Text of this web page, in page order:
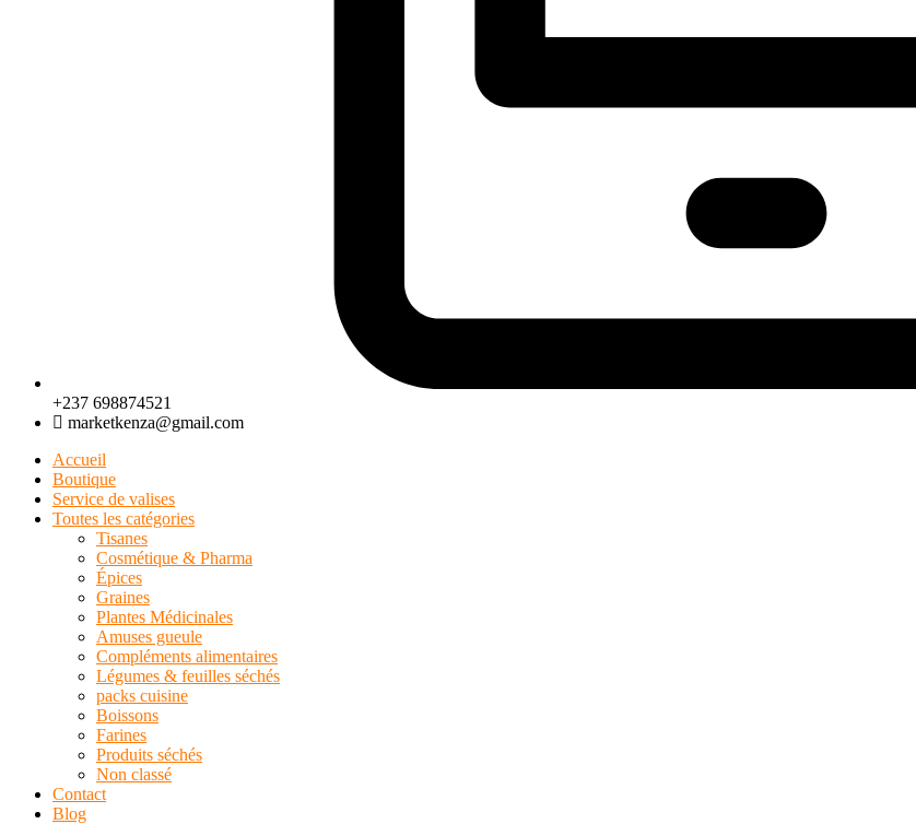
+237 698874521
marketkenza@gmail.com
Accueil
Boutique
Service de valises
Toutes les catégories
Tisanes
Cosmétique & Pharma
Épices
Graines
Plantes Médicinales
Amuses gueule
Compléments alimentaires
Légumes & feuilles séchés
packs cuisine
Boissons
Farines
Produits séchés
Non classé
Contact
Blog